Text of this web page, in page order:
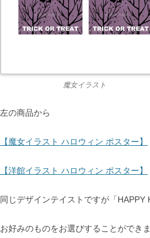
魔女イラスト
左の商品から
【魔女イラスト ハロウィン ポスター】
【洋館イラスト ハロウィン ポスター】
同じデザインテイストですが「
お好みのものをお選びすることができま